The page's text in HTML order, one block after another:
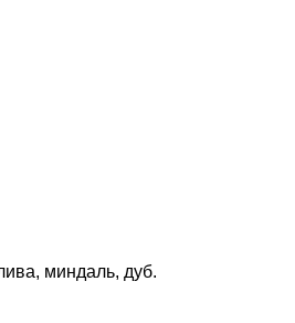
миндаль, дуб.